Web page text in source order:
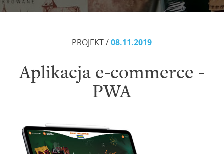
PROJEKT /08.11.2019
Aplikacja e-commerce -
PWA